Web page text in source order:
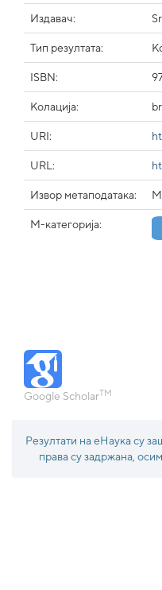
Издавач:
Тип резултата:
ISBN:
Колација:
URI:
URL:
Извор метаподатака:
М-категорија:
Google ScholarTM
Резултати на еНаука су
права су задржана,